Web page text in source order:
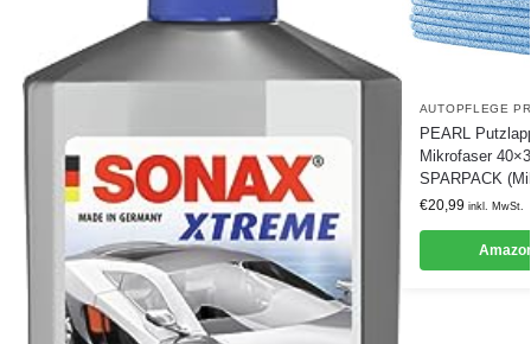
AUTOPFLEGE
PEARL
Mikrofaser
SPARPACK
€20,99 inkl. MwSt.